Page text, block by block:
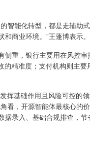
智能化转型，都是走辅助
商业环境。”王蓬博表示。
重，银行主要用在风控
精准度；支付机构则主
挥基础作用且风险可控的
看，开源智能体最核心的
录入、基础合规排查，节